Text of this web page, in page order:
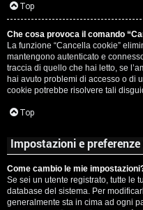
i
v
i
e
r
c
Top
Che cosa provoca il comando
La funzione “Cancella cookie”
mantengono autenticato e
traccia di quello che hai letto, se
hai avuto problemi di accesso o di
cookie potrebbe risolvere tali
Top
Impostazioni e
Come cambio le mie
Se sei un utente registrato, tutte le
database del sistema. Per
generalmente sta in cima ad ogni
c
a
:
C
D
V
i
n